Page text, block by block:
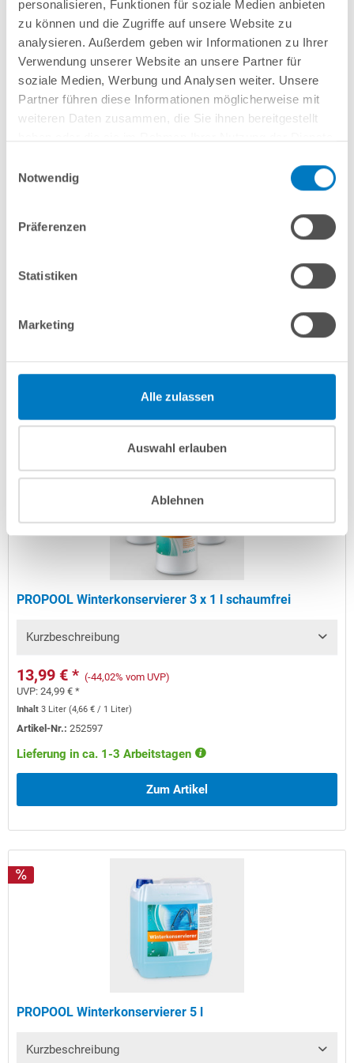
personalisieren, Funktionen für soziale Medien anbieten
zu können und die Zugriffe auf unsere Website zu
analysieren. Außerdem geben wir Informationen zu Ihrer
Verwendung unserer Website an unsere Partner für
soziale Medien, Werbung und Analysen weiter. Unsere
Partner führen diese Informationen möglicherweise mit
weiteren Daten zusammen, die Sie ihnen bereitgestellt
Notwendig
Präferenzen
Statistiken
Marketing
Alle zulassen
Auswahl erlauben
Ablehnen
PROPOOL Winterkonservierer 1 l
Kurzbeschreibung
UVP:8,99 € *
Zum Artikel
PROPOOL Winterkonservierer 3 x 1 l schaumfrei
Kurzbeschreibung
13,99 € * (-44,02% vom UVP)
UVP:24,99 € *
Inhalt3 Liter(4,66 € / 1 Liter)
Artikel-Nr.:252597
Lieferung in ca. 1-3 Arbeitstagen
Zum Artikel
PROPOOL Winterkonservierer 5 l
Kurzbeschreibung